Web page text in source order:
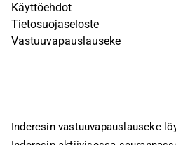
Käyttöehdot
Tietosuojaseloste
Vastuuvapauslauseke
Inderesin vastuuvapauslauseke